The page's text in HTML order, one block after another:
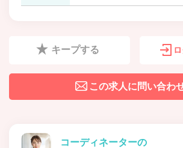
キープする
この求人に問い合わ
コーディネーターの